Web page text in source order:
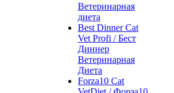
Ветеринарная
диета
Best Dinner Cat
Vet Profi / Бест
Диннер
Ветеринарная
Диета
Forza10 Cat